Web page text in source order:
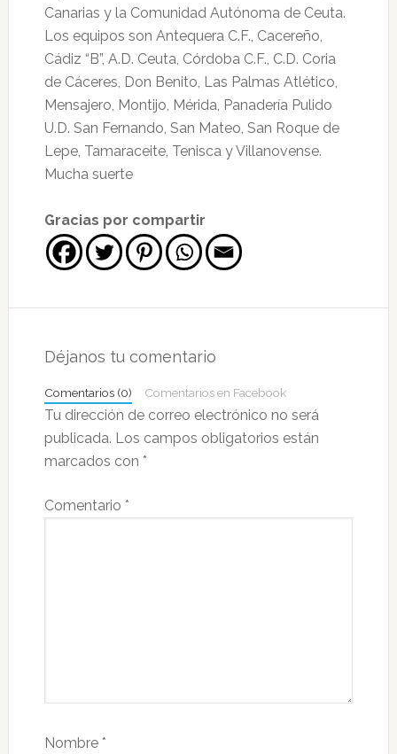
Canarias y la Comunidad Autónoma de Ceuta.
Los equipos son Antequera C.F., Cacereño,
Cádiz “B”, A.D. Ceuta, Córdoba C.F., C.D. Coria
de Cáceres, Don Benito, Las Palmas Atlético,
Mensajero, Montijo, Mérida, Panadería Pulido
U.D. San Fernando, San Mateo, San Roque de
Lepe, Tamaraceite, Tenisca y Villanovense.
Mucha suerte
Gracias por compartir
con
lectores
Déjanos tu comentario
Comentarios (0) Comentarios en Facebook
Tu dirección de correo electrónico no será
publicada. Los campos obligatorios están
marcados con *
Comentario *
Nombre *